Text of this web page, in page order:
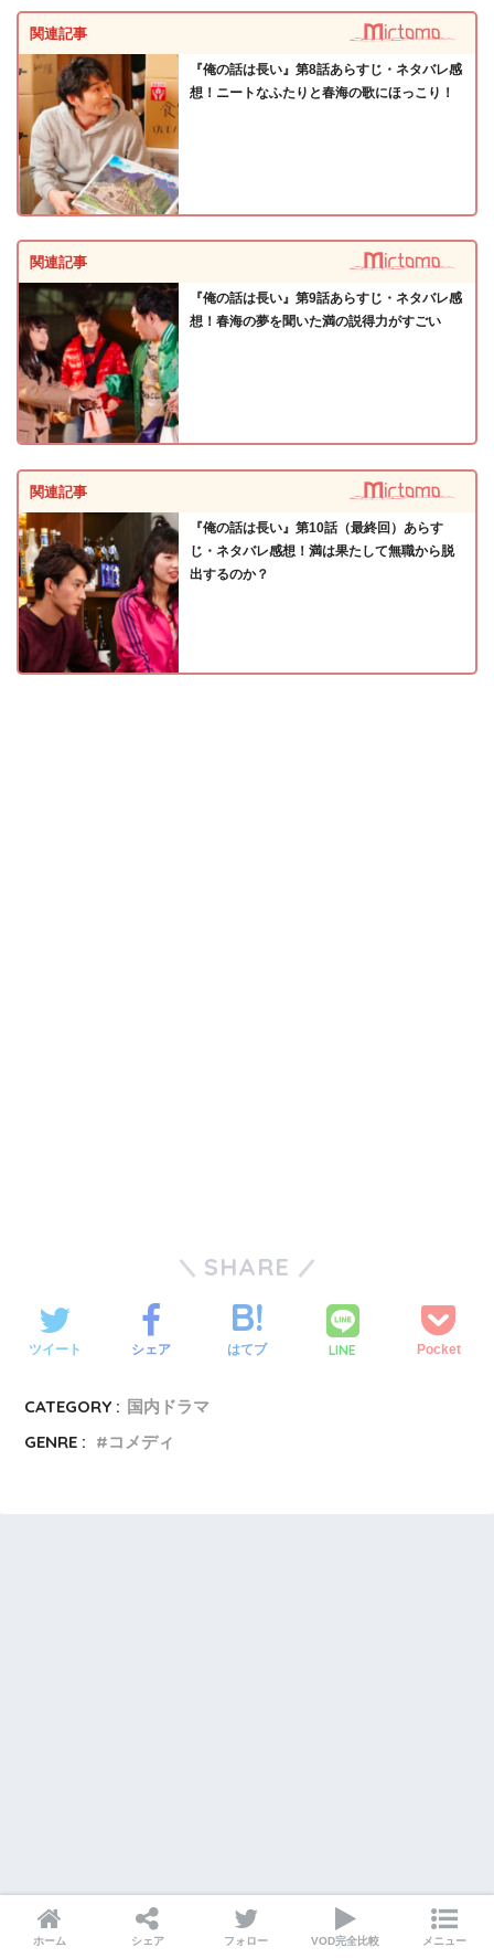
関連記事
『俺の話は長い』第8話あらすじ・ネタバレ感
想！ニートなふたりと春海の歌にほっこり！
関連記事
『俺の話は長い』第9話あらすじ・ネタバレ感
想！春海の夢を聞いた満の説得力がすごい
関連記事
『俺の話は長い』第10話（最終回）あらす
じ・ネタバレ感想！満は果たして無職から脱
出するのか？
SHARE
ツイート シェア はてブ LINE Pocket
CATEGORY : 国内ドラマ
GENRE :
コメディ
ホーム シェア フォロー VOD完全比較 メニュー